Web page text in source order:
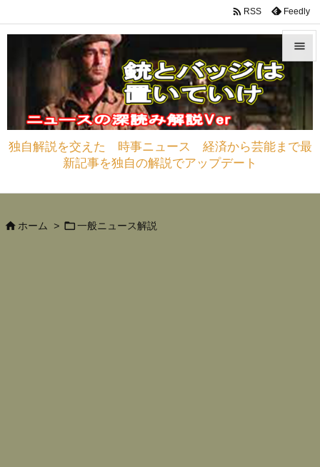
独自解説を交えた 時事ニュース 経済から芸能まで最
新記事を独自の解説でアップデート


サイド


 RSS Feedly
 ホーム >  一般ニュース解説